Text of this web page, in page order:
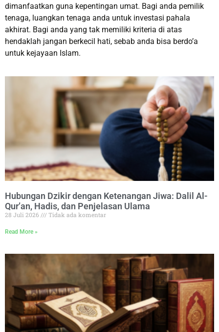
dimanfaatkan guna kepentingan umat. Bagi anda pemilik
tenaga, luangkan tenaga anda untuk investasi pahala
akhirat. Bagi anda yang tak memiliki kriteria di atas
hendaklah jangan berkecil hati, sebab anda bisa berdo’a
untuk kejayaan Islam.
Hubungan Dzikir dengan Ketenangan Jiwa: Dalil Al-
Qur’an, Hadis, dan Penjelasan Ulama
28 Juli 2026 Tidak ada komentar
Read More »